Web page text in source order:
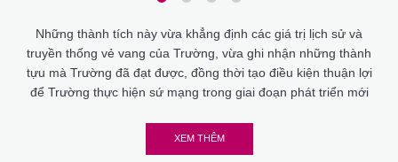
Những thành tích này vừa khẳng định các giá trị lịch sử và
truyền thống vẻ vang của Trường, vừa ghi nhận những thành
tựu mà Trường đã đạt được, đồng thời tạo điều kiện thuận lợi
để Trường thực hiện sứ mạng trong giai đoạn phát triển mới
XEM THÊM